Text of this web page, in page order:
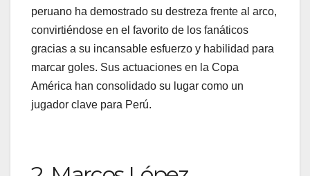
peruano ha demostrado su destreza frente al arco,
convirtiéndose en el favorito de los fanáticos
gracias a su incansable esfuerzo y habilidad para
marcar goles. Sus actuaciones en la Copa
América han consolidado su lugar como un
jugador clave para Perú.